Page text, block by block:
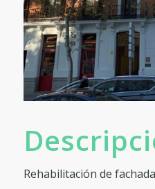
Rehabilitación de